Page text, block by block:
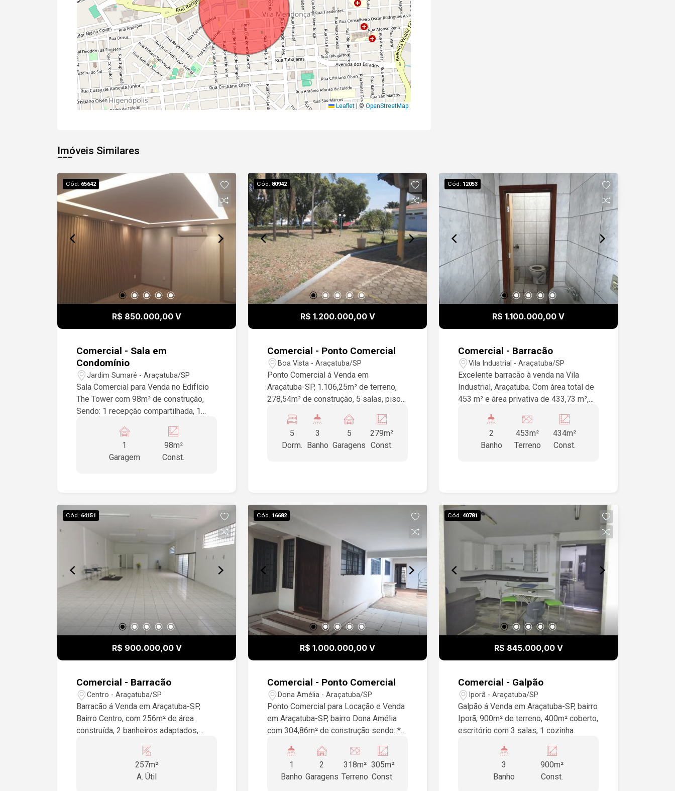
Leaflet ©OpenStreetMap
Imóveis Similares
Cód. 65642
R$ 850.000,00 V
Comercial - Sala em
Condomínio
Jardim Sumaré - Araçatuba/SP
Sala Comercial para Venda no Edifício
The Tower com 98m² de construção,
Sendo: 1 recepção compartilhada, 1
porcelanato e madeira, garagem para 1
1
Garagem
98m²
Const.
Cód. 80942
R$ 1.200.000,00 V
Comercial - Ponto Comercial
Boa Vista - Araçatuba/SP
Ponto Comercial á Venda em
Araçatuba-SP, 1.106,25m² de terreno,
278,54m² de construção, 5 salas, piso
Localização, garagem para vários
veículos.
5
Dorm.
3
Banho
5
Garagens
279m²
Const.
Cód. 12053
R$ 1.100.000,00 V
Comercial - Barracão
Vila Industrial - Araçatuba/SP
Excelente barracão à venda na Vila
Industrial, Araçatuba. Com área total de
453 m² e área privativa de 433,73 m²,
O imóvel conta com 3 banheiros
sociais, proporcionando conforto e
praticidade. Não perca a chance de
2
Banho
453m²
Terreno
434m²
Const.
Cód. 64151
R$ 900.000,00 V
Comercial - Barracão
Centro - Araçatuba/SP
Barracão á Venda em Araçatuba-SP,
Bairro Centro, com 256m² de área
construída, 2 banheiros adaptados,
257m²
A. Útil
Cód. 16682
R$ 1.000.000,00 V
Comercial - Ponto Comercial
Dona Amélia - Araçatuba/SP
Ponto Comercial para Locação e Venda
em Araçatuba-SP, bairro Dona Amélia
com 304,86m² de construção sendo: *
cozinha * 1 wc, garagem para 3
veículos.
1
Banho
2
Garagens
318m²
Terreno
305m²
Const.
Cód. 40781
R$ 845.000,00 V
Comercial - Galpão
Iporã - Araçatuba/SP
Galpão á Venda em Araçatuba-SP, bairro
Iporã, 900m² de terreno, 400m² coberto,
escritório com 3 salas, 1 cozinha.
3
Banho
900m²
Const.